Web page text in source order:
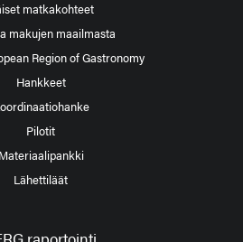
matkakohteet
makujen maailmasta
Region of Gastronomy
Hankkeet
Pilotit
Materiaalipankki
Lähettiläät